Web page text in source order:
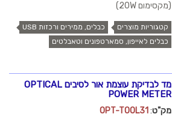
(מקסימום 20W)
קטגוריות מוצרים
כבלים, ממירים ורכזות USB
כבלים לאייפון, סמארטפונים וטאבלטים
מד לבדיקת עוצמת אור לסיבים OPTICAL
POWER METER
מק"ט:
OPT-TOOL31